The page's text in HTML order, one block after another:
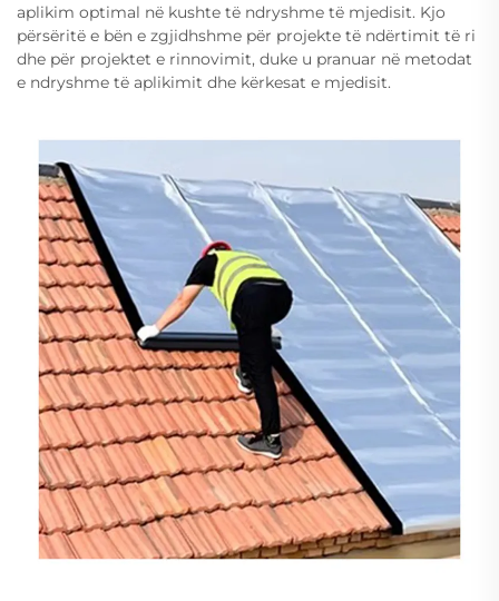
aplikim optimal në kushte të ndryshme të mjedisit. Kjo
përsëritë e bën e zgjidhshme për projekte të ndërtimit të ri
dhe për projektet e rinnovimit, duke u pranuar në metodat
e ndryshme të aplikimit dhe kërkesat e mjedisit.